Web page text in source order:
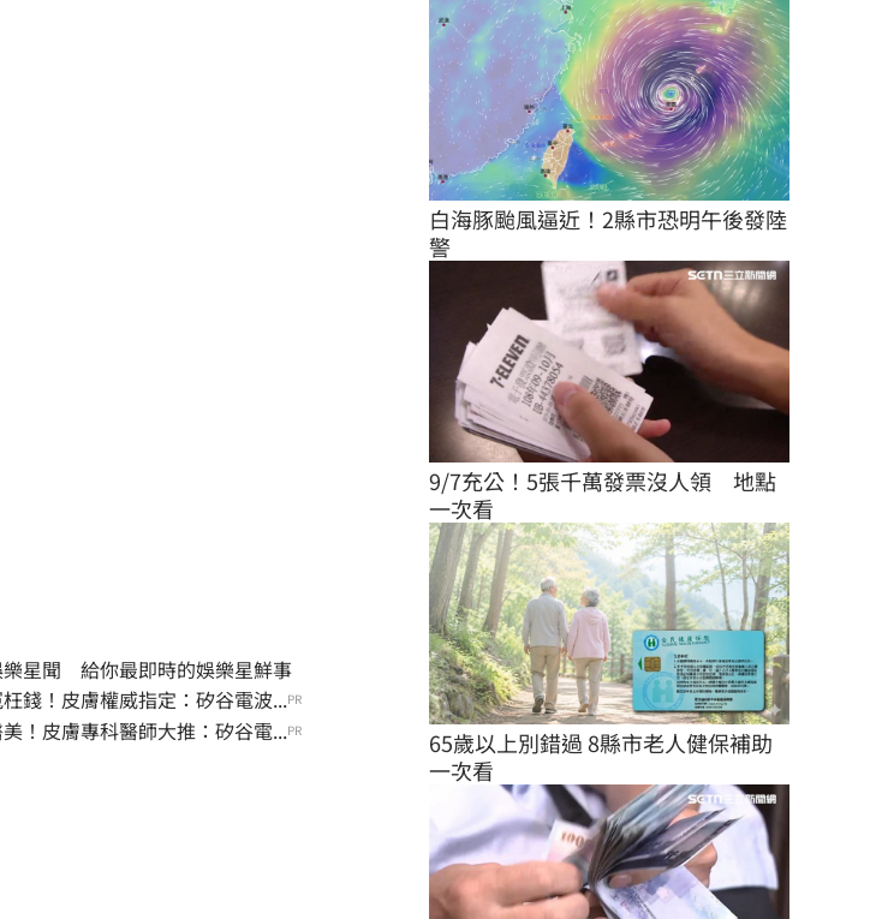
樂星聞 給你最即時的娛樂星鮮事
錢！皮膚權威指定：矽谷電波...PR
！皮膚專科醫師大推：矽谷電...PR
白海豚颱風逼近！2縣市恐明午後發陸
警
9/7充公！5張千萬發票沒人領　地點
一次看
65歲以上別錯過 8縣市老人健保補助
一次看